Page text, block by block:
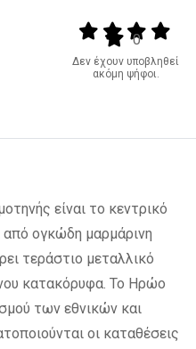
Output format
(star)(star)(star)
(star)
0
Δεν έχουν υποβληθεί
ακόμη ψήφοι.
είναι το κεντρικό
ογκώδη μαρμάρινη
τεράστιο μεταλλικό
κατακόρυφα. Το Ηρώο
των εθνικών και
οι καταθέσεις